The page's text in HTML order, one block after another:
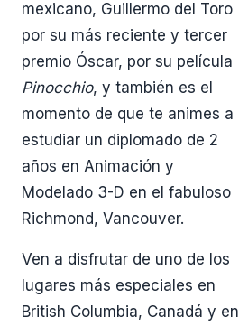
mexicano, Guillermo del Toro
por su más reciente y tercer
premio Óscar, por su película
Pinocchio, y también es el
momento de que te animes a
estudiar un diplomado de 2
años en Animación y
Modelado 3-D en el fabuloso
Richmond, Vancouver.
Ven a disfrutar de uno de los
lugares más especiales en
British Columbia, Canadá y en